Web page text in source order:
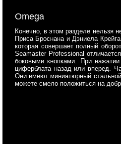
Omega
Конечно, в этом разделе нельзя
Приса Броснана и Дэниела
которая совершает полный
Seamaster Professional
боковыми кнопками. При
циферблата назад или вперед.
Они имеют миниатюрный
можете смело положиться на